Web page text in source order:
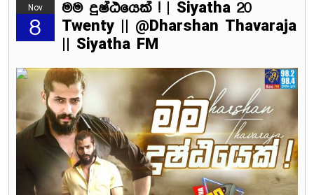
Nov
8
මම දුෂ්ඨයෙක් ! | Siyatha 20
Twenty || @Dharshan Thavaraja
|| Siyatha FM